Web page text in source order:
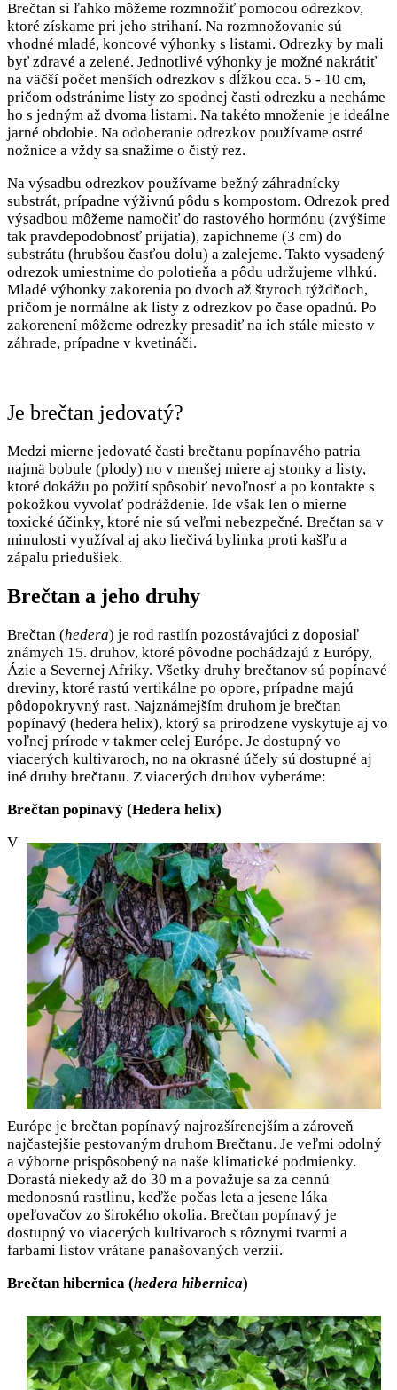
Brečtan si ľahko môžeme rozmnožiť pomocou odrezkov,
ktoré získame pri jeho strihaní. Na rozmnožovanie sú
vhodné mladé, koncové výhonky s listami. Odrezky by mali
byť zdravé a zelené. Jednotlivé výhonky je možné nakrátiť
na väčší počet menších odrezkov s dĺžkou cca. 5 - 10 cm,
pričom odstránime listy zo spodnej časti odrezku a necháme
ho s jedným až dvoma listami. Na takéto množenie je ideálne
jarné obdobie. Na odoberanie odrezkov používame ostré
nožnice a vždy sa snažíme o čistý rez.
Na výsadbu odrezkov používame bežný záhradnícky
substrát, prípadne výživnú pôdu s kompostom. Odrezok pred
výsadbou môžeme namočiť do rastového hormónu (zvýšime
tak pravdepodobnosť prijatia), zapichneme (3 cm) do
substrátu (hrubšou časťou dolu) a zalejeme. Takto vysadený
odrezok umiestnime do polotieňa a pôdu udržujeme vlhkú.
Mladé výhonky zakorenia po dvoch až štyroch týždňoch,
pričom je normálne ak listy z odrezkov po čase opadnú. Po
zakorenení môžeme odrezky presadiť na ich stále miesto v
záhrade, prípadne v kvetináči.
Je brečtan jedovatý?
Medzi mierne jedovaté časti brečtanu popínavého patria
najmä bobule (plody) no v menšej miere aj stonky a listy,
ktoré dokážu po požití spôsobiť nevoľnosť a po kontakte s
pokožkou vyvolať podráždenie. Ide však len o mierne
toxické účinky, ktoré nie sú veľmi nebezpečné. Brečtan sa v
minulosti využíval aj ako liečivá bylinka proti kašľu a
zápalu priedušiek.
Brečtan a jeho druhy
Brečtan (hedera) je rod rastlín pozostávajúci z doposiaľ
známych 15. druhov, ktoré pôvodne pochádzajú z Európy,
Ázie a Severnej Afriky. Všetky druhy brečtanov sú popínavé
dreviny, ktoré rastú vertikálne po opore, prípadne majú
pôdopokryvný rast. Najznámejším druhom je brečtan
popínavý (hedera helix), ktorý sa prirodzene vyskytuje aj vo
voľnej prírode v takmer celej Európe. Je dostupný vo
viacerých kultivaroch, no na okrasné účely sú dostupné aj
iné druhy brečtanu. Z viacerých druhov vyberáme:
Brečtan popínavý (Hedera helix)
V
Európe je brečtan popínavý najrozšírenejším a zároveň
najčastejšie pestovaným druhom Brečtanu. Je veľmi odolný
a výborne prispôsobený na naše klimatické podmienky.
Dorastá niekedy až do 30 m a považuje sa za cennú
medonosnú rastlinu, keďže počas leta a jesene láka
opeľovačov zo širokého okolia. Brečtan popínavý je
dostupný vo viacerých kultivaroch s rôznymi tvarmi a
farbami listov vrátane panašovaných verzií.
Brečtan hibernica (hedera hibernica)